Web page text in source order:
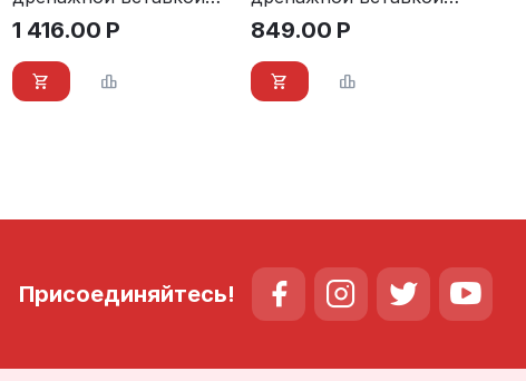
Desert 21 л.
1 416.00 Р
Desert 11,2 л.
849.00 Р
Присоединяйтесь!